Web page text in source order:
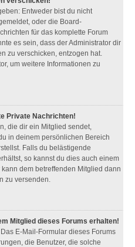
Entweder bist du nicht
oder die Board-
für das komplette Forum
es sein, dass der Administrator dir
zu verschicken, entzogen hat.
um weitere Informationen zu
Private Nachrichten!
die dir ein Mitglied sendet,
in deinem persönlichen Bereich
Falls du belästigende
so kannst du dies auch einem
dem betreffenden Mitglied dann
zu versenden.
Mitglied dieses Forums erhalten!
E-Mail-Formular dieses Forums
die Benutzer, die solche